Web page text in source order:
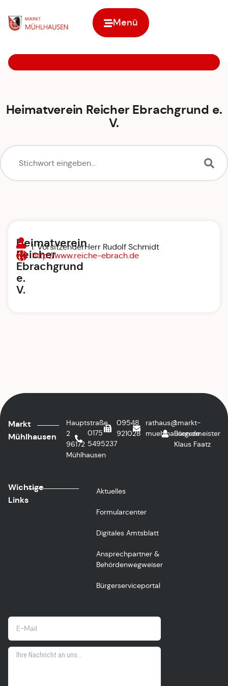
Menü
Heimatverein Reicher Ebrachgrund e.
V.
Heimatverein
Reicher
Ebrachgrund
e.
V.
1. VorsitzenderHerr Rudolf Schmidt
http://www.reiche-ebrach.de
Markt
Mühlhausen
Hauptstraße
2
96172
Mühlhausen
0175
5495237
09548
921028
rathaus@markt-
muehlhausen.de
1.
Bürgermeister
Klaus Faatz
Wichtige
Links
Aktuelles
Formularcenter
Digitales Amtsblatt
Ansprechpartner &
Behördenwegweiser
Bürgerserviceportal